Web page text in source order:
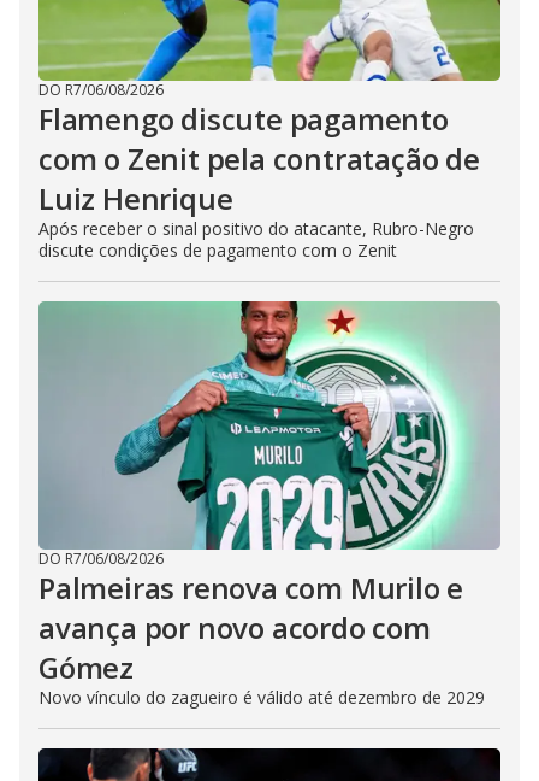
DO R7/06/08/2026
Flamengo discute pagamento
com o Zenit pela contratação de
Luiz Henrique
Após receber o sinal positivo do atacante, Rubro-Negro
discute condições de pagamento com o Zenit
DO R7/06/08/2026
Palmeiras renova com Murilo e
avança por novo acordo com
Gómez
Novo vínculo do zagueiro é válido até dezembro de 2029